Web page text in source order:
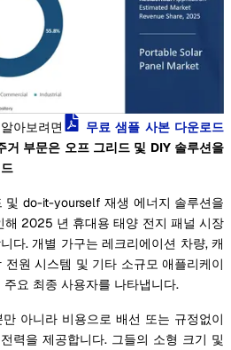
아보려면
무료 샘플 사본 다운로드
부문은 오프 그리드 및 DIY 솔루션을
및 do-it-yourself 재생 에너지 솔루션을
해 2025 년 휴대용 태양 전지 패널 시장
다. 개별 가구는 레크리에이션 차량, 캐
전원 시스템 및 기타 소규모 애플리케이
요 최종 사용자를 나타냅니다.
아니라 비용으로 배선 또는 규정없이
력을 제공합니다. 그들의 소형 크기 및